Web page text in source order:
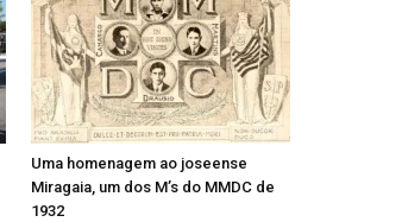
Uma homenagem ao joseense
Miragaia, um dos M’s do MMDC de
1932